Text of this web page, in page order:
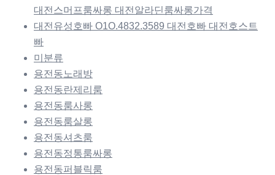
대전스머프룸싸롱 대전알라딘룸싸롱가격
대전유성호빠 O1O.4832.3589 대전호빠 대전호스트
빠
미분류
용전동노래방
용전동란제리룸
용전동룸사롱
용전동룸살롱
용전동셔츠룸
용전동정통룸싸롱
용전동퍼블릭룸